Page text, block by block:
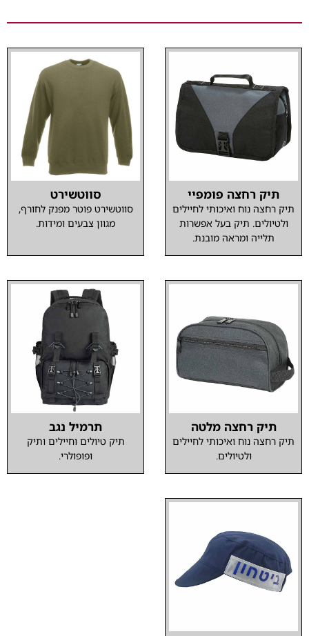
תיק רחצה פומפיי
תיק רחצה נוח ואיכותי לחיילים
ולטיולים. תיק בעל אפשרות
תלייה ומראה מובנת.
סווטשירט
סווטשירט פוטר מפנק לחורף,
מגוון צבעים ומידות.
תיק רחצה מלטה
תיק רחצה נוח ואיכותי לחיילים
ולטיולים.
תרמיל נגב
תיק טיולים וחיילים ותיק
ופופולרי.